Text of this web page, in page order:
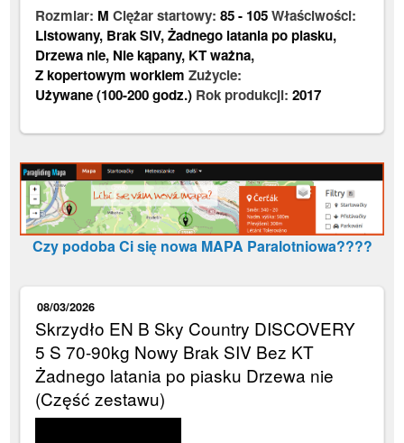
Rozmiar: M Ciężar startowy:85- 105Właściwości:
Listowany, Brak SIV,Żadnego latania po piasku,
Drzewa nie, Nie kąpany, KT ważna,
Z kopertowym workiem Zużycie:
Używane (100-200 godz.) Rok produkcji:2017
Czy podoba Ci się nowa MAPA Paralotniowa????
08/03/2026
Skrzydło EN B Sky Country DISCOVERY
5 S 70-90kg Nowy Brak SIV Bez KT
Żadnego latania po piasku Drzewa nie
(Część zestawu)